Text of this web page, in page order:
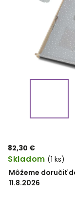
82,30 €
Skladom (1 ks)
Môžeme doručiť
11.8.2026